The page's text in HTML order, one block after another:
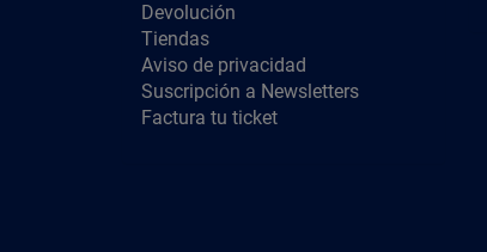
Devolución
Tiendas
Aviso de privacidad
Suscripción a Newsletters
Factura tu ticket